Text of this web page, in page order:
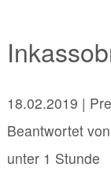
18.02.2019 |
Beantwortet von
unter 1 Stunde